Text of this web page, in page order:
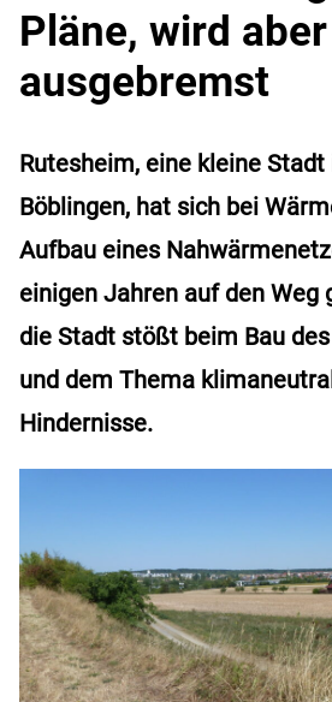
Pläne, wird
ausgebremst
Rutesheim, eine kleine
Böblingen, hat sich bei
Aufbau eines
einigen Jahren auf den Weg
die Stadt stößt beim Bau
und dem Thema
Hindernisse.